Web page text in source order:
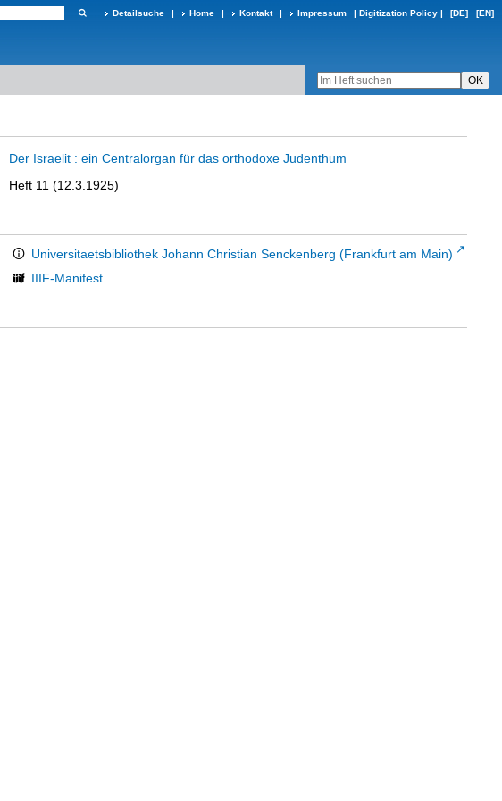
Detailsuche | Home | Kontakt | Impressum | Digitization Policy | [DE] [EN]
Der Israelit : ein Centralorgan für das orthodoxe Judenthum
Heft 11 (12.3.1925)
Universitaetsbibliothek Johann Christian Senckenberg (Frankfurt am Main)
IIIF-Manifest